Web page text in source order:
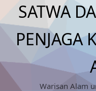
SATWA
PENJAGA
Warisan Alam